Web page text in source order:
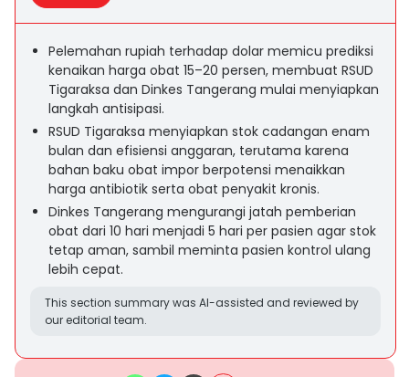
Pelemahan rupiah terhadap dolar memicu prediksi
kenaikan harga obat 15–20 persen, membuat RSUD
Tigaraksa dan Dinkes Tangerang mulai menyiapkan
langkah antisipasi.
RSUD Tigaraksa menyiapkan stok cadangan enam
bulan dan efisiensi anggaran, terutama karena
bahan baku obat impor berpotensi menaikkan
harga antibiotik serta obat penyakit kronis.
Dinkes Tangerang mengurangi jatah pemberian
obat dari 10 hari menjadi 5 hari per pasien agar stok
tetap aman, sambil meminta pasien kontrol ulang
lebih cepat.
This section summary was AI-assisted and reviewed by
our editorial team.